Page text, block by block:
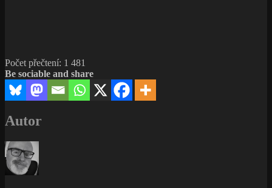
Počet přečtení: 1 481
Be sociable and share
Autor